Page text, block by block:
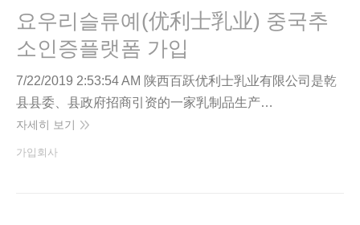
요우리슬류예(优利士乳业) 중국추
소인증플랫폼 가입
7/22/2019 2:53:54 AM 陕西百跃优利士乳业有限公司是乾
县县委、县政府招商引资的一家乳制品生产…
자세히 보기
가입회사